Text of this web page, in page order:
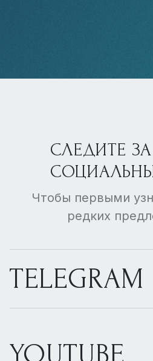
СЛЕДИТЕ
Чтобы первыми
редких
TELEGRAM
YOUTUBE